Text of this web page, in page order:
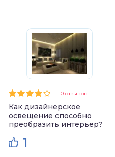
0 отзывов
Как дизайнерское
освещение способно
преобразить интерьер?
1